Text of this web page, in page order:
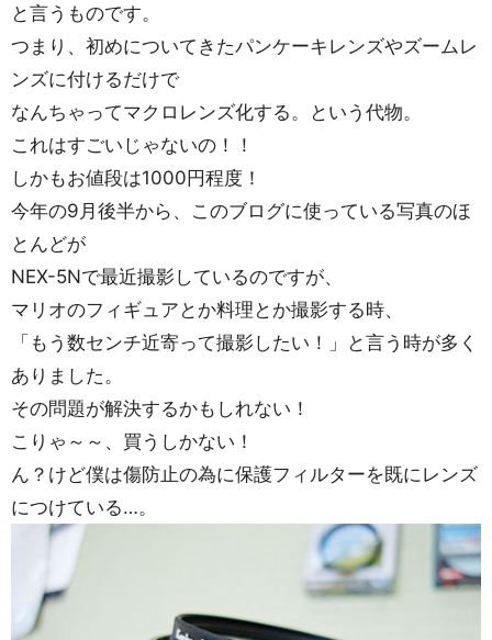
と言うものです。
つまり、初めについてきたパンケーキレンズやズームレ
ンズに付けるだけで
なんちゃってマクロレンズ化する。という代物。
これはすごいじゃないの！！
しかもお値段は1000円程度！
今年の9月後半から、このブログに使っている写真のほ
とんどが
NEX-5Nで最近撮影しているのですが、
マリオのフィギュアとか料理とか撮影する時、
「もう数センチ近寄って撮影したい！」と言う時が多く
ありました。
その問題が解決するかもしれない！
こりゃ～～、買うしかない！
ん？けど僕は傷防止の為に保護フィルターを既にレンズ
につけている…。